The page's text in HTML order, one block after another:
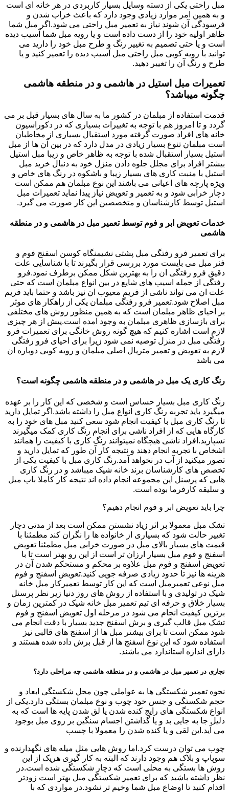
مبل راحتی یکی از دسته وسایل بسیار کاربردی در هر خانه ای است
و به همین امر موارد زیادی وجود دارد که باعث خراب شدن و
فرسودگی آن شوند نیاز به تعمیر مبل راحتی می شود.اگر مبل شما
ظاهر اولیه خود را از دست داده است و یا رویه مبل شما آسیب دیده
است و یا حتی تصمیم به تغییر رنگ و طرح مبل خود را دارید می
توانید با رویه کوبی مبل راحتی مبل آسیب دیده را تعمیر کنید و یا
طرح و رنگ آن را تغییر دهید.
تعمیرات مبل استیل در هاشمی و در منطقه هاشمی
چگونه میباشد؟
قدمت استفاده از مبلمان در کشور ما به سال های بسیار قبل بر می
گردد و تا امروز هم با توجه به تغییرات بسیاری که در دکوراسیون
خانه های افراد صورت گرفته مورد استقبال بسیاری از مخاطبان
است مبلمان تنوع بسیار زیادی در مدل دارد که در بین آن ها از مبل
استیل بسیار استقبال شده با توجه به ظاهر خاص و زیبا مبل استیل
بیشتر افراد برای مجلل جلوه دادن منزل خود به دنبال خرید مبل
استیل با منبت کاری های بسیار زیبا و باشکوه در رنگ های خاص و
ویژه پارچه های اعیانی می باشند این نوع مبلمان هم ممکن است
دچار خرابی شود و به تعمیر و تعویض نیاز پیدا نماید تعمیرات مبل
استیل توسط کارشناسان و متخصصین این کار صورت می گیرد.
خدمات تعویض ابر و فوم توسط تعمیر مبل در هاشمی و در منطقه
هاشمی
برای تعمیر فرو رفتگی مبل پشتی نشیمنگاه کوسن اسفنج فوم و
فنر مبل می بایست مورد بررسی قرار بگیرند تا با شناسایی علت
دقیق فرو رفتگی ان را به بهترین شکل ممکن برطرف نمود.فرو
رفتگی از جمله اسیب های شایع در بین انواع مبلمان است که حتی
علت ان می تواند ناشی از فریم معیوب ان نیز باشد و حتما باید فریم
مبل اصلاح شود.تعمیر فرو رفتگی مبلمان یکی از راهکار های موثر
بر احیای ظاهر مبلمان است که به همین منظور روش های مختلفی
برای بازسازی ظاهری مبلمان به وجود امده است.پیش از هر چیزی
لازم است اشاره کنیم که هیچ گونه روش خانگی برای تعمیرات فرو
رفتگی مبل در منزل توصیه نمی شود زیرا برای احیای فرو رفتگی
لازم به تعویض و تعمیر متریال اصلی مبلمان و رویه کوبی دوباره ان
می باشد
رنگ کاری یک مبل در هاشمی و در منطقه هاشمی چگونه است؟
رنگ کاری مبل بسیار حساس است و شخصی که این کار را بر عهده
میگیرد باید تجربه رنگ کاری انواع مبل را داشته باشد.اگر تمایل دارید
تا رنگ کاری مبل با کیفیت انجام شود سعی کنید مبل های خود را به
کارگاه هایی که از افراد ناشی برای انجام رنگ کاری کمک میگیرند
نسپارید.افراد ناشی هیچگاه نمیتوانند رنگ کاری با کیفیت را همانند
اشخاص با تجربه انجام دهند و نتیجه کار آن طور که تمایل دارید و
تصور میکنید از آب در نخواهد آمد.رنگ کاری مبل با کیفیت یکی از
تخصص های کارشناسان برند خانه شیک میباشد و در رنگ کاری
هایی که پرسنل این مجموعه انجام داده اند نتیجه کار کاملا باب میل
و سلیقه کارفرما بوده است.
چرا باید تعویض ابر و فوم انجام دهیم؟
تشک مبل معمولا بر اثر زیاد نشستن ممکن است بعد از مدتی دچار
تغییر حالت شود که بسیاری از خانواده ها را نگران کند مطمئنا با
قیمت های بسیار بالای مبل در صورت خرابی مبل مطمئنا تعویض
اسفنج و فوم مبل بسیار ارزان تر است از این رو بهتر است تا با
تعویض اسفنج و فوم مبل علاوه بر محکم و مستحکم شدن آن در
هزینه ها نیز تا حدود زیادی صرفه جویی کنید.تعویض اسفنج و فوم
مبل نوعی تعمیرمبل است که این کار توسط تعمیرکار مبل خانه
شیک در تولیدی و با استفاده از روش های روز دنیا زیر نظر پرسنل
بسیار خلاق و حرفه ای تیم تعمیر مبل خانه شیک در کمترین زمان و
برترین کیفیت انجام می شود در مرحله اول تعویض اسفنج و فوم
تشک مبل قالب گیری و برش اسفنج جدید بسیار با دقت انجام می
شود ممکن است تا برای بیشتر مبل ها از اسفنج های قالبی نیز
استفاده شود که این نوع اسفنج ها از قبل برش داده شده هستند و
دارای اندازه استاندارد می باشند.
نجاری در تعمیر مبل در هاشمی و در منطقه هاشمی چه مراحلی دارد؟
نحوه تعمیر شکستگی ها به عواملی چون محل شکستگی ابعاد و
حجم شکستگی و جنس خود چوب و نوع مبلمان بستگی دارد.یکی از
انواع شکستگی های رایج کنده شدن یا لق شدن پایه ها است که به
دلیل جا به جایی بد و یا گذاشتن اجسام سنگین بر روی مبل بوجود
می آید.این لقی و یا کنده شدن را معمولا با چسب
چوب می توان درست کرد.اما روش هایی مثل میله های نگهدارنده و
سوپاپ و بلاک هم وجود دارند که البته به کار گیری هریک از این
روش ها بستگی به محلی است که دچار شکستگی شده است.در
نظر داشته باشید که برای تعمیر شکستگی مبل بهتر است زودتر
اقدام کنید تا اوضاع مبل شما وخیم تر نشود.در مواردی که با